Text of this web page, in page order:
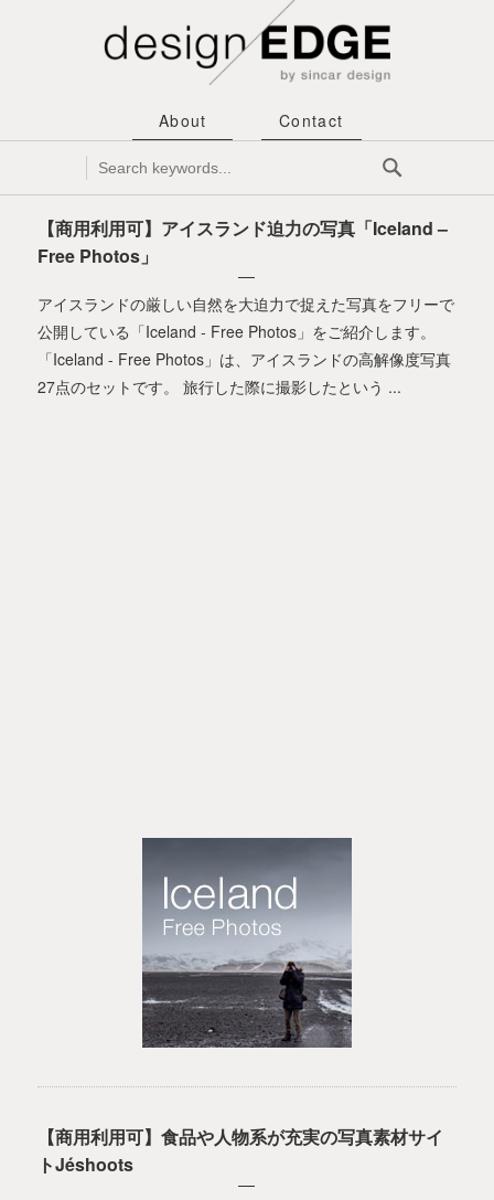
About Contact
【商用利用可】アイスランド迫力の写真「Iceland –
Free Photos」
アイスランドの厳しい自然を大迫力で捉えた写真をフリーで
公開している「Iceland - Free Photos」をご紹介します。
「Iceland - Free Photos」は、アイスランドの高解像度写真
27点のセットです。 旅行した際に撮影したという ...
【商用利用可】食品や人物系が充実の写真素材サイ
トJéshoots